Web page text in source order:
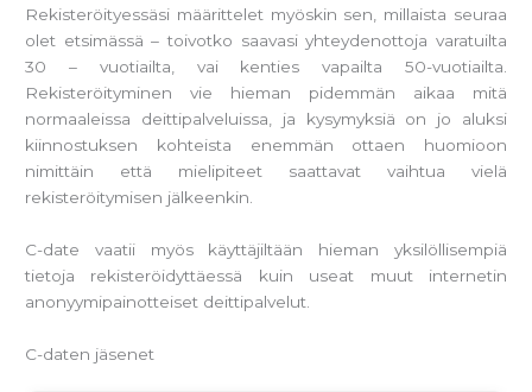
Rekisteröityessäsi määrittelet myöskin sen, millaista seuraa
olet etsimässä – toivotko saavasi yhteydenottoja varatuilta
30 – vuotiailta, vai kenties vapailta 50-vuotiailta.
Rekisteröityminen vie hieman pidemmän aikaa mitä
normaaleissa deittipalveluissa, ja kysymyksiä on jo aluksi
kiinnostuksen kohteista enemmän ottaen huomioon
nimittäin että mielipiteet saattavat vaihtua vielä
rekisteröitymisen jälkeenkin.
C-date vaatii myös käyttäjiltään hieman yksilöllisempiä
tietoja rekisteröidyttäessä kuin useat muut internetin
anonyymipainotteiset deittipalvelut.
C-daten jäsenet